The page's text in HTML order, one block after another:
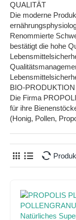
QUALITÄT
Die moderne
Renommierte
bestätigt die hohe
BIO-PRODUKTION
Die Firma
für ihre
(Honig, Pollen,